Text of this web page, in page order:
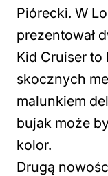
Piórecki. W
prezentował
Kid Cruiser to
skocznych
malunkiem
bujak może
kolor.
Drugą